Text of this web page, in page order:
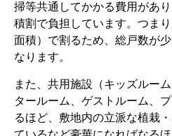
掃等共通してかかる費用があ
積割で負担しています。つま
面積）で割るため、総戸数が
なります。
また、共用施設（キッズルー
タールーム、ゲストルーム、
るほど、敷地内の立派な植栽